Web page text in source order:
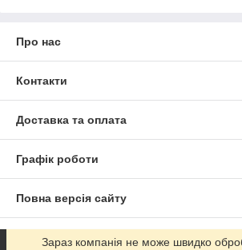
Про нас
Контакти
Доставка та оплата
Графік роботи
Повна версія сайту
Сайт створено на маркетплейсі
Зараз компанія не може швидко